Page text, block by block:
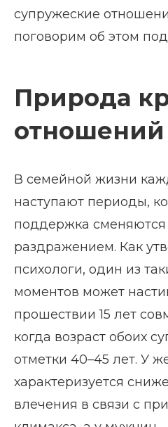
супружеские
поговорим об этом
Природа
отношений
В семейной жизни
наступают периоды,
поддержка
раздражением. Как
психологи, один из
моментов может
прошествии 15 лет
когда возраст обоих
отметки 40–45 лет. У
характеризуется
влечения в связи с